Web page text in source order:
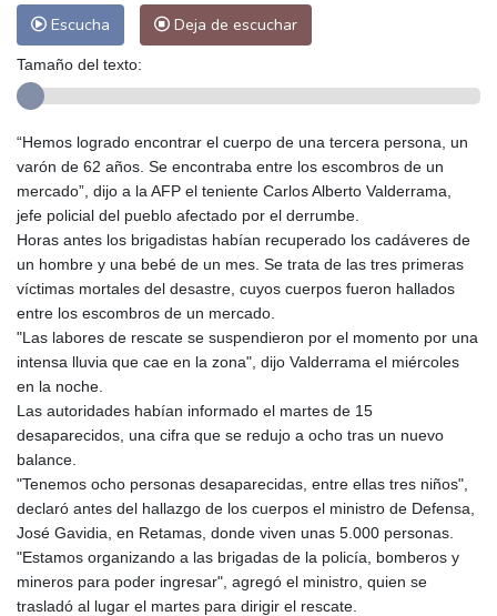
Escucha Deja de escuchar
Tamaño del texto:
“Hemos logrado encontrar el cuerpo de una tercera persona, un
varón de 62 años. Se encontraba entre los escombros de un
mercado”, dijo a la AFP el teniente Carlos Alberto Valderrama,
jefe policial del pueblo afectado por el derrumbe.
Horas antes los brigadistas habían recuperado los cadáveres de
un hombre y una bebé de un mes. Se trata de las tres primeras
víctimas mortales del desastre, cuyos cuerpos fueron hallados
entre los escombros de un mercado.
"Las labores de rescate se suspendieron por el momento por una
intensa lluvia que cae en la zona", dijo Valderrama el miércoles
en la noche.
Las autoridades habían informado el martes de 15
desaparecidos, una cifra que se redujo a ocho tras un nuevo
balance.
"Tenemos ocho personas desaparecidas, entre ellas tres niños",
declaró antes del hallazgo de los cuerpos el ministro de Defensa,
José Gavidia, en Retamas, donde viven unas 5.000 personas.
"Estamos organizando a las brigadas de la policía, bomberos y
mineros para poder ingresar", agregó el ministro, quien se
trasladó al lugar el martes para dirigir el rescate.